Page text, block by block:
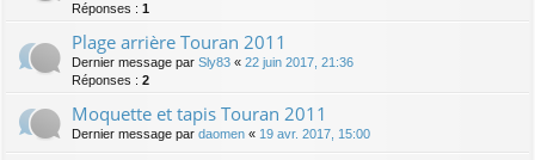
Réponses : 1
Plage arrière Touran 2011
Dernier message par Sly83 « 22 juin 2017, 21:36
Réponses : 2
Moquette et tapis Touran 2011
Dernier message par daomen « 19 avr. 2017, 15:00